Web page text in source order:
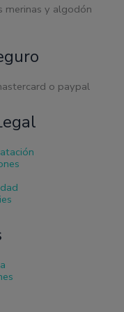
merinas y algodón